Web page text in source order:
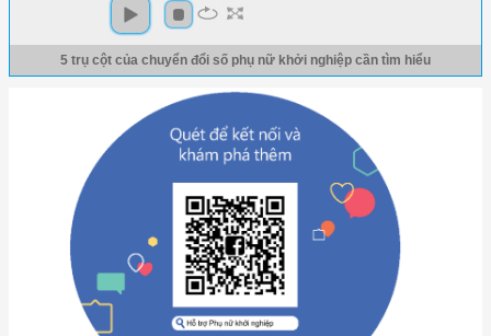
5 trụ cột của chuyển đổi số phụ nữ khởi nghiệp cần tìm hiểu